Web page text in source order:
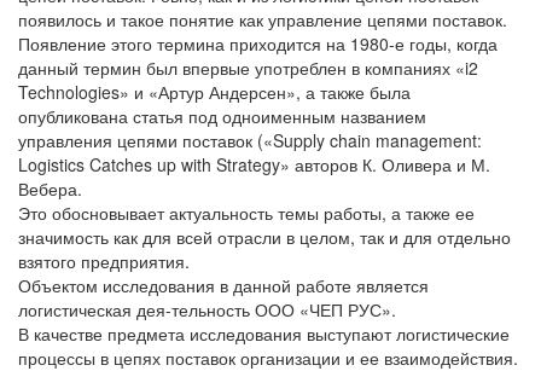
появилось и такое понятие как управление цепями поставок.
Появление этого термина приходится на 1980-е годы, когда
данный термин был впервые употреблен в компаниях «i2
Technologies» и «Артур Андерсен», а также была
опубликована статья под одноименным названием
управления цепями поставок («Supply chain management:
Logistics Catches up with Strategy» авторов К. Оливера и М.
Вебера.
Это обосновывает актуальность темы работы, а также ее
значимость как для всей отрасли в целом, так и для отдельно
взятого предприятия.
Объектом исследования в данной работе является
логистическая дея-тельность ООО «ЧЕП РУС».
В качестве предмета исследования выступают логистические
процессы в цепях поставок организации и ее взаимодействия.